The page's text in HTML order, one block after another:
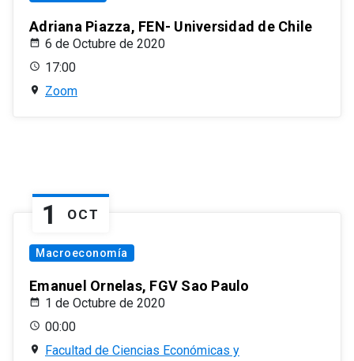
Adriana Piazza, FEN- Universidad de Chile
6 de Octubre de 2020
17:00
Zoom
1 OCT
Macroeconomía
Emanuel Ornelas, FGV Sao Paulo
1 de Octubre de 2020
00:00
Facultad de Ciencias Económicas y